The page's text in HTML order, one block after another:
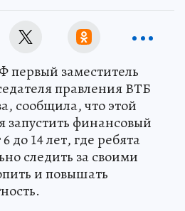
заместитель
правления ВТБ
сообщила, что этой
запустить финансовый
до 14 лет, где ребята
следить за своими
и повышать